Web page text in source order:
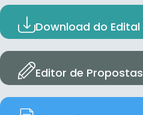
Download do Edital
Editor de Propostas